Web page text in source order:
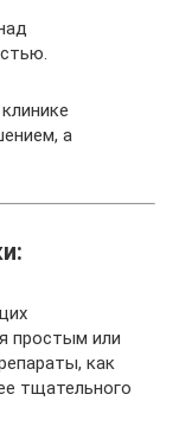
а
простым или
как
тщательного